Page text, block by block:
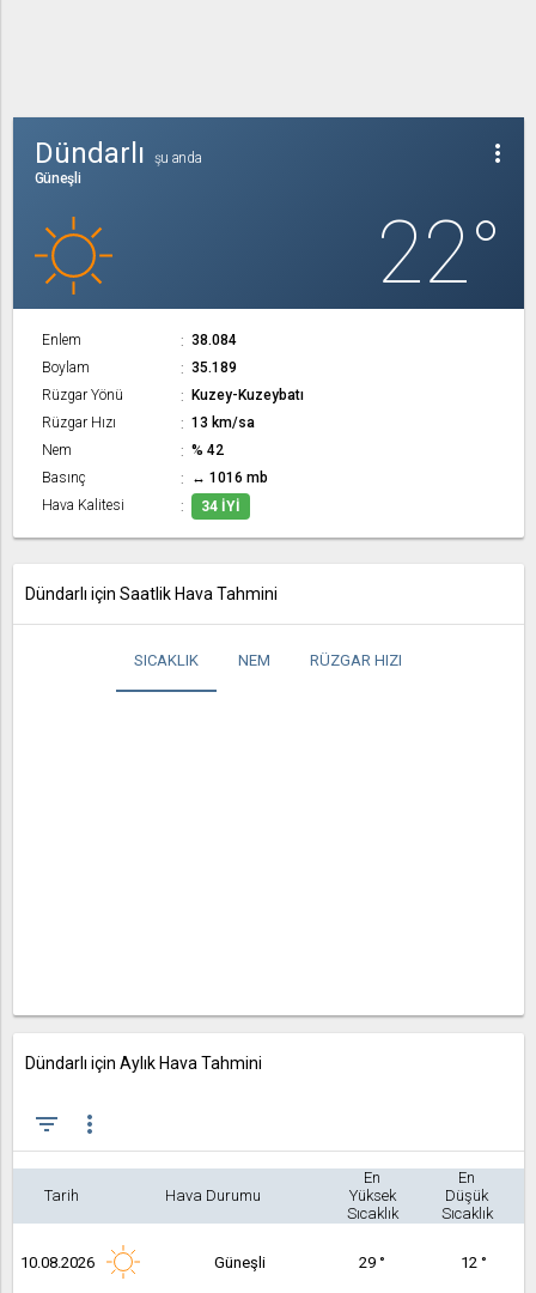
more_vert
Dündarlı
şu anda
Güneşli
22°
Enlem
38.084
Boylam
35.189
Rüzgar Yönü
Kuzey-Kuzeybatı
Rüzgar Hızı
13 km/sa
Nem
% 42
Basınç
↔ 1016 mb
Hava Kalitesi
34 İYI
Dündarlı için Saatlik Hava Tahmini
SICAKLIK NEM RÜZGAR HIZI
Dündarlı için Aylık Hava Tahmini
filter_list more_vert
Tarih Hava Durumu
En
Yüksek
Sıcaklık
En
Düşük
Sıcaklık
10.08.2026 Güneşli 29 ° 12 °